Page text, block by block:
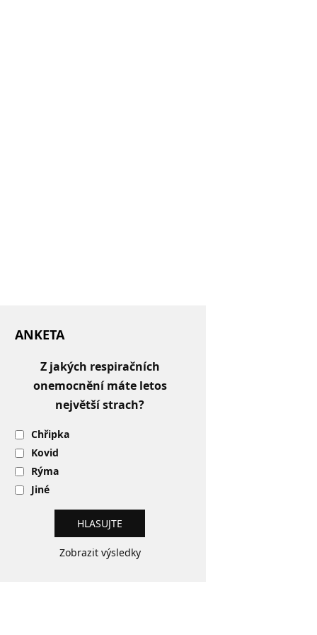
ANKETA
Z jakých respiračních
onemocnění máte letos
největší strach?
Chřipka
Kovid
Rýma
Jiné
Zobrazit výsledky